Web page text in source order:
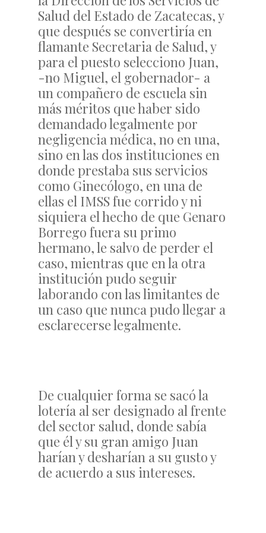
Salud del Estado de Zacatecas, y
que después se convertiría en
flamante Secretaria de Salud, y
para el puesto selecciono Juan,
-no Miguel, el gobernador- a
un compañero de escuela sin
más méritos que haber sido
demandado legalmente por
negligencia médica, no en una,
sino en las dos instituciones en
donde prestaba sus servicios
como Ginecólogo, en una de
ellas el IMSS fue corrido y ni
siquiera el hecho de que Genaro
Borrego fuera su primo
hermano, le salvo de perder el
caso, mientras que en la otra
institución pudo seguir
laborando con las limitantes de
un caso que nunca pudo llegar a
esclarecerse legalmente.
De cualquier forma se sacó la
lotería al ser designado al frente
del sector salud, donde sabía
que él y su gran amigo Juan
harían y desharían a su gusto y
de acuerdo a sus intereses.